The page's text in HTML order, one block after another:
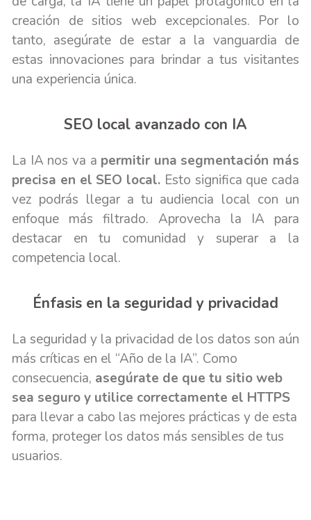
creación de sitios web excepcionales. Por lo
tanto, asegúrate de estar a la vanguardia de
estas innovaciones para brindar a tus visitantes
una experiencia única.
SEO local avanzado con IA
La IA nos va a permitir una segmentación más
precisa en el SEO local. Esto significa que cada
vez podrás llegar a tu audiencia local con un
enfoque más filtrado. Aprovecha la IA para
destacar en tu comunidad y superar a la
competencia local.
Énfasis en la seguridad y privacidad
La seguridad y la privacidad de los datos son aún
más críticas en el “Año de la IA”. Como
consecuencia, asegúrate de que tu sitio web
sea seguro y utilice correctamente el HTTPS
para llevar a cabo las mejores prácticas y de esta
forma, proteger los datos más sensibles de tus
usuarios.